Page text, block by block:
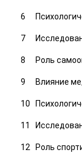
Роль
Влияние
Роль